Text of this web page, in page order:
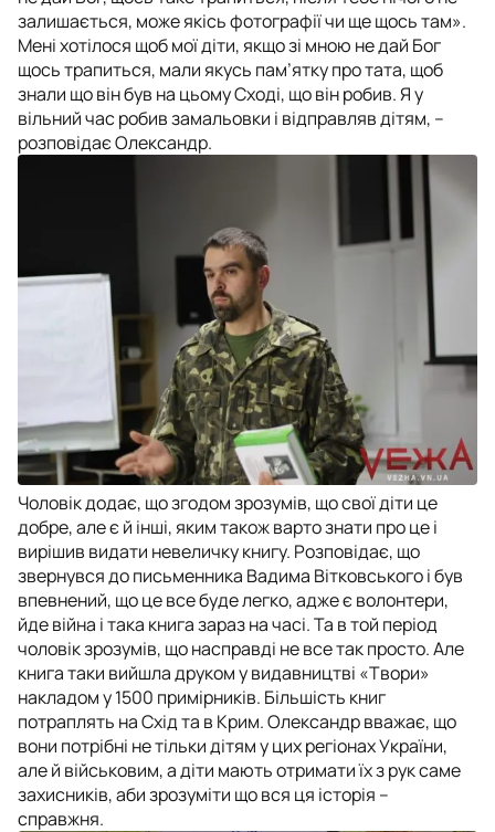
залишається, може якісь фотографії чи ще щось там».
Мені хотілося щоб мої діти, якщо зі мною не дай Бог
щось трапиться, мали якусь пам’ятку про тата, щоб
знали що він був на цьому Сході, що він робив. Я у
вільний час робив замальовки і відправляв дітям, –
розповідає Олександр.
Чоловік додає, що згодом зрозумів, що свої діти це
добре, але є й інші, яким також варто знати про це і
вирішив видати невеличку книгу. Розповідає, що
звернувся до письменника Вадима Вітковського і був
впевнений, що це все буде легко, адже є волонтери,
йде війна і така книга зараз на часі. Та в той період
чоловік зрозумів, що насправді не все так просто. Але
книга таки вийшла друком у видавництві «Твори»
накладом у 1500 примірників. Більшість книг
потраплять на Схід та в Крим. Олександр вважає, що
вони потрібні не тільки дітям у цих регіонах України,
але й військовим, а діти мають отримати їх з рук саме
захисників, аби зрозуміти що вся ця історія –
справжня.